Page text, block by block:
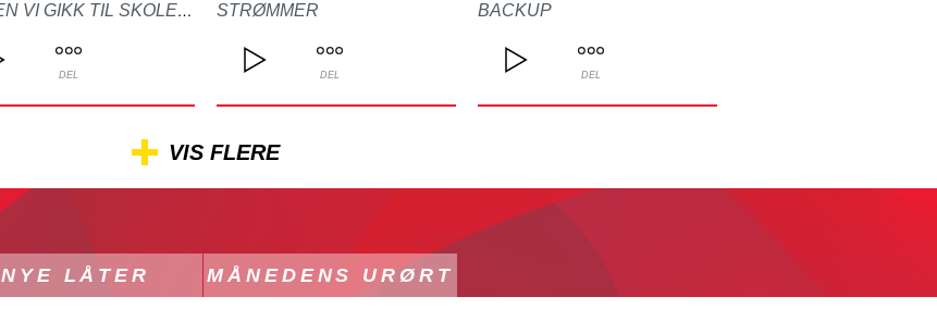
DAGEN VI GIKK TIL SKOLEN SAMMEN
DEL
STRØMMER
DEL
BACKUP
DEL
VIS FLERE
NYE LÅTER MÅNEDENS URØRT